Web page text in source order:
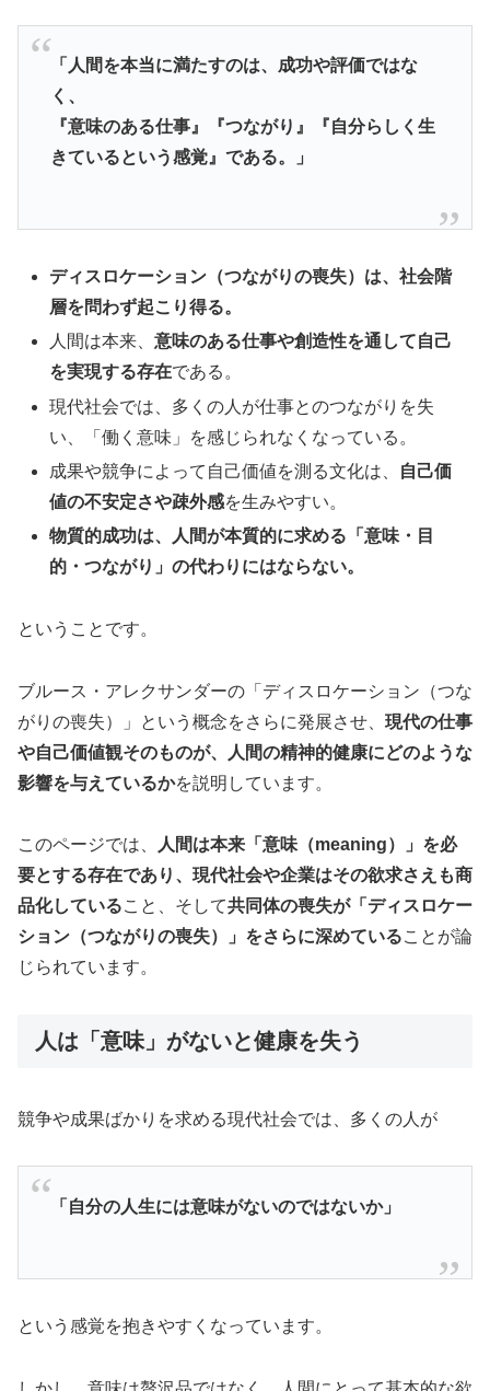
「人間を本当に満たすのは、成功や評価ではな
く、
『意味のある仕事』『つながり』『自分らしく生
きているという感覚』である。」
ディスロケーション（つながりの喪失）は、社会階
層を問わず起こり得る。
人間は本来、意味のある仕事や創造性を通して自己
を実現する存在である。
現代社会では、多くの人が仕事とのつながりを失
い、「働く意味」を感じられなくなっている。
成果や競争によって自己価値を測る文化は、
自己価
値の不安定さや疎外感を生みやすい。
物質的成功は、人間が本質的に求める「意味・目
的・つながり」の代わりにはならない。
ということです。
ブルース・アレクサンダーの「ディスロケーション（つな
がりの喪失）」という概念をさらに発展させ、 現代の仕事
や自己価値観そのものが、人間の精神的健康にどのような
影響を与えているかを説明しています。
このページでは、
人間は本来「意味（meaning）」を必
要とする存在であり、現代社会や企業はその欲求さえも商
品化していること、そして共同体の喪失が「ディスロケー
ション（つながりの喪失）」をさらに深めていることが論
じられています。
人は「意味」がないと健康を失う
競争や成果ばかりを求める現代社会では、多くの人が
「自分の人生には意味がないのではないか」
という感覚を抱きやすくなっています。